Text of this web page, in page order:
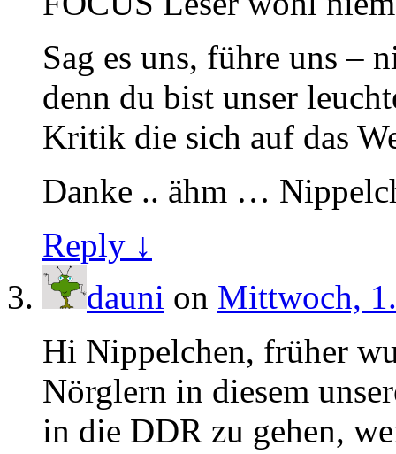
Sag es uns, führe uns –
denn du bist unser
Kritik die sich auf das
Danke .. ähm …
Reply ↓
dauni on Mittwoch,
Hi Nippelchen, früher
Nörglern in diesem
in die DDR zu gehen,